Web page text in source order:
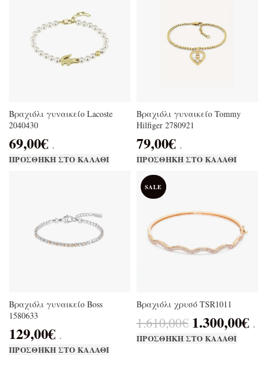
Βραχιόλι γυναικείο Lacoste
2040430
69,00€ .
ΠΡΟΣΘΉΚΗ ΣΤΟ ΚΑΛΆΘΙ
Βραχιόλι γυναικείο Tommy
Hilfiger 2780921
79,00€ .
ΠΡΟΣΘΉΚΗ ΣΤΟ ΚΑΛΆΘΙ
Βραχιόλι γυναικείο Boss
1580633
129,00€ .
ΠΡΟΣΘΉΚΗ ΣΤΟ ΚΑΛΆΘΙ
SALE
Βραχιόλι χρυσό TSR1011
1.610,00€ 1.300,00€ .
ΠΡΟΣΘΉΚΗ ΣΤΟ ΚΑΛΆΘΙ